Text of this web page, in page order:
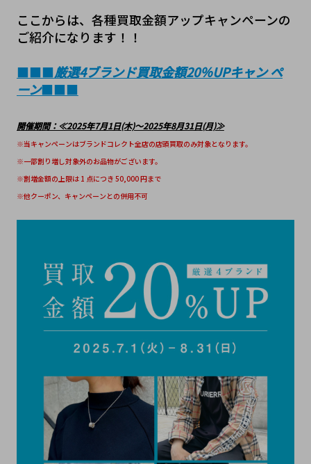
ここからは、各種買取金額アップキャンペーンの
ご紹介になります！！
■■■厳選4ブランド買取金額20％UPキャン ペ
ーン■■■
開催期間：≪2025年7月1日(木)～2025年8月31日(月)≫
※当キャンペーンはブランドコレクト全店の店頭買取のみ対象となります。
※一部割り増し対象外のお品物がございます。
※割増金額の上限は 1 点につき 50,000 円まで
※他クーポン、キャンペーンとの併用不可